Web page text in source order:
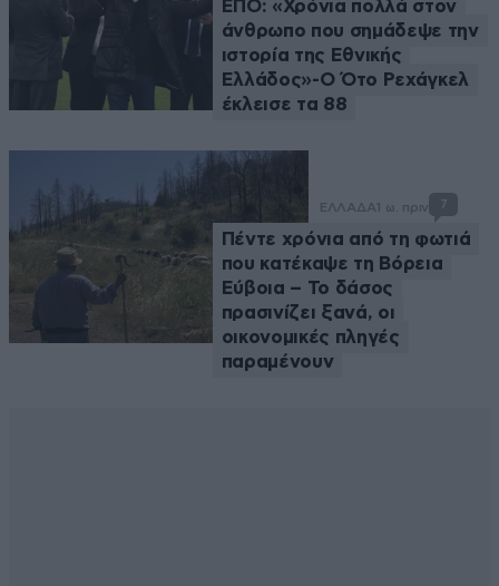
ΕΠΟ: «Χρόνια πολλά στον
άνθρωπο που σημάδεψε την
ιστορία της Εθνικής
Ελλάδος»-Ο Ότο Ρεχάγκελ
έκλεισε τα 88
ΕΛΛΑΔΑ 1 ω. πριν 7
Πέντε χρόνια από τη φωτιά
που κατέκαψε τη Βόρεια
Εύβοια – Το δάσος
πρασινίζει ξανά, οι
οικονομικές πληγές
παραμένουν